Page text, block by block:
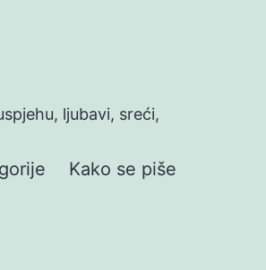
ljubavi, sreći,
Kako se piše